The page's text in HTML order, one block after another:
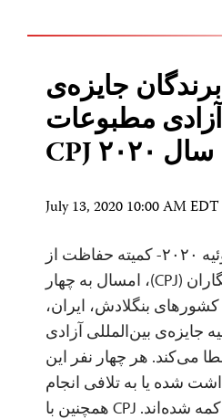
جایزه‌ی
مطبوعات
سال ۲۰۲۰ CPJ
July 13, 2020 10:00 AM EDT
نیویورک ۱۳ ژوئیه ۲۰۲۰- کمیته حفاظت از
روزنامه‌نگاران (CPJ)، امسال به چهار
کشورهای بنگلادش، ایران،‌
جایزه‌ی بین‌المللی آزادی
می‌کند. هر چهار نفر این
شده یا به تلافی انجام
فعالیت خبرنگاری محاکمه شده‌اند. CPJ همچنین با